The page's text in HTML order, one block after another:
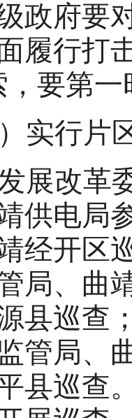
政府要
履行打
，要第
）实行片
展改革
供电局
经开区
局、曲
县巡查
管局、
县巡查